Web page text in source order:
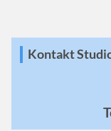
Kontakt